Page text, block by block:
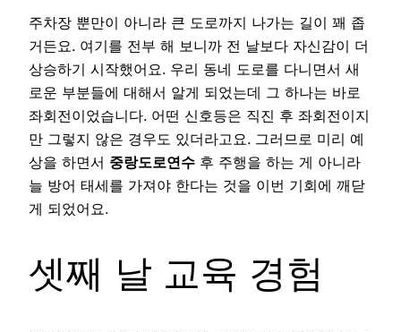
주차장 뿐만이 아니라 큰 도로까지 나가는 길이 꽤 좁
거든요. 여기를 전부 해 보니까 전 날보다 자신감이 더
상승하기 시작했어요. 우리 동네 도로를 다니면서 새
로운 부분들에 대해서 알게 되었는데 그 하나는 바로
좌회전이었습니다. 어떤 신호등은 직진 후 좌회전이지
만 그렇지 않은 경우도 있더라고요. 그러므로 미리 예
상을 하면서 중랑도로연수 후 주행을 하는 게 아니라
늘 방어 태세를 가져야 한다는 것을 이번 기회에 깨닫
게 되었어요.
셋째 날 교육 경험